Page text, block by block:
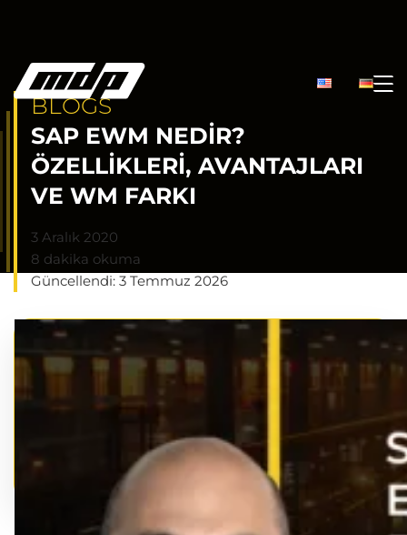
BLOGS
SAP EWM NEDIR?
ÖZELLIKLERI, AVANTAJLARI
VE WM FARKI
3 Aralık 2020
8 dakika okuma
Güncellendi: 3 Temmuz 2026